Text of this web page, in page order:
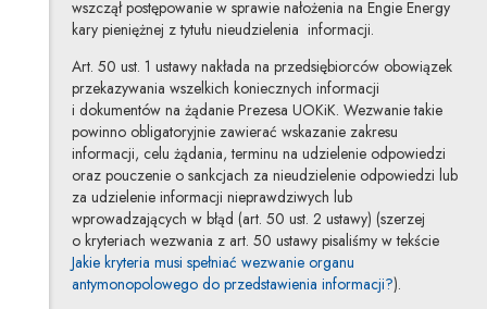
wszczął postępowanie w sprawie nałożenia na Engie Energy
kary pieniężnej z tytułu nieudzielenia informacji.
Art. 50 ust. 1 ustawy nakłada na przedsiębiorców obowiązek
przekazywania wszelkich koniecznych informacji
i dokumentów na żądanie Prezesa UOKiK. Wezwanie takie
powinno obligatoryjnie zawierać wskazanie zakresu
informacji, celu żądania, terminu na udzielenie odpowiedzi
oraz pouczenie o sankcjach za nieudzielenie odpowiedzi lub
za udzielenie informacji nieprawdziwych lub
wprowadzających w błąd (art. 50 ust. 2 ustawy) (szerzej
o kryteriach wezwania z art. 50 ustawy pisaliśmy w tekście
Jakie kryteria musi spełniać wezwanie organu
antymonopolowego do przedstawienia informacji?).